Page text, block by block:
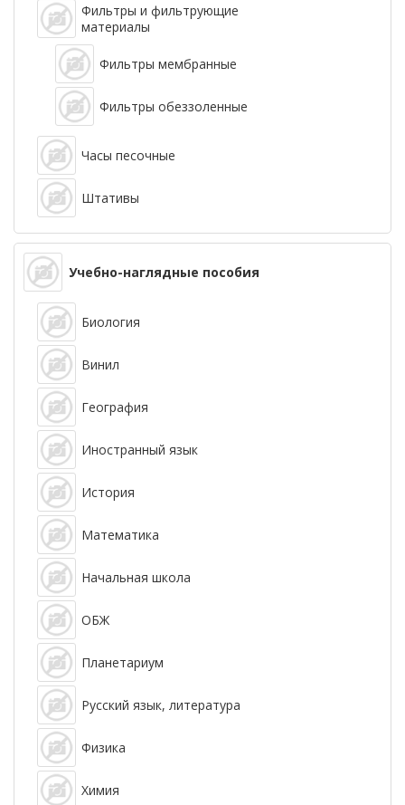
Фильтры и фильтрующие
материалы
Фильтры мембранные
Фильтры обеззоленные
Часы песочные
Штативы
Учебно-наглядные пособия
Биология
Винил
География
Иностранный язык
История
Математика
Начальная школа
ОБЖ
Планетариум
Русский язык, литература
Физика
Химия